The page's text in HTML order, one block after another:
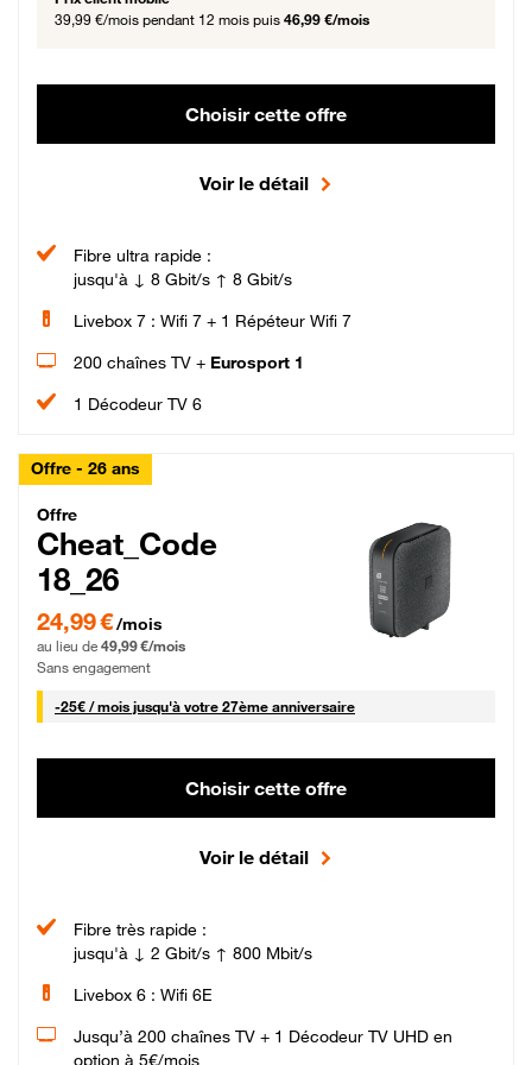
39,99 €/mois pendant 12 mois puis 46,99 €/mois
Choisir cette offre
Voir le détail
Fibre ultra rapide :
jusqu'à ↓ 8 Gbit/s ↑ 8 Gbit/s
Livebox 7 : Wifi 7 + 1 Répéteur Wifi 7
200 chaînes TV + Eurosport 1
1 Décodeur TV 6
Offre - 26 ans
Cheat_Code Fibre_18_26
Offre
Cheat_Code
18_26
24,99 € par mois pendant 0 mois puis 49,99 € par mois, Sans engagement
24,99 €/mois
au lieu de 49,99 €/mois
Sans engagement
-25€ / mois25 € par mois
jusqu'à votre 27ème anniversaire
Choisir cette offre
Voir le détail
Fibre très rapide :
jusqu'à ↓ 2 Gbit/s ↑ 800 Mbit/s
Livebox 6 : Wifi 6E
Jusqu’à 200 chaînes TV + 1 Décodeur TV UHD en
option à 5€/mois